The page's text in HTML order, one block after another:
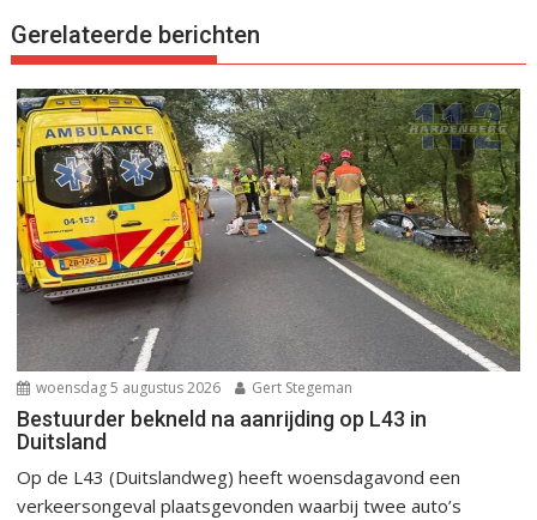
Gerelateerde berichten
woensdag 5 augustus 2026 Gert Stegeman
Bestuurder bekneld na aanrijding op L43 in
Duitsland
Op de L43 (Duitslandweg) heeft woensdagavond een
verkeersongeval plaatsgevonden waarbij twee auto’s